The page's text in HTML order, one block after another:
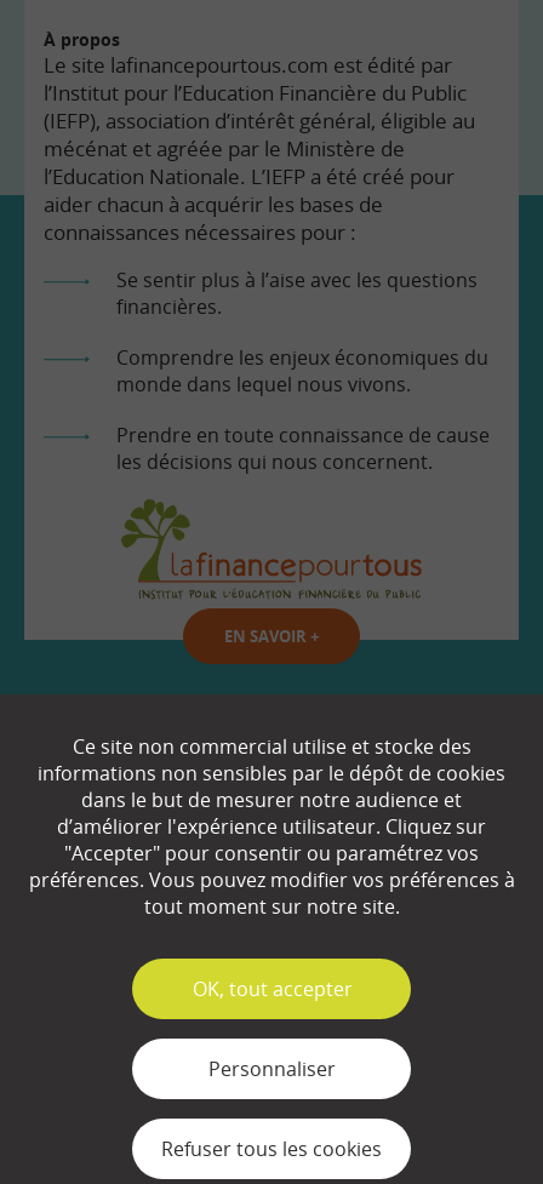
À propos
Le site lafinancepourtous.com est édité par
l’Institut pour l’Education Financière du Public
(IEFP), association d’intérêt général, éligible au
mécénat et agréée par le Ministère de
l’Education Nationale. L’IEFP a été créé pour
aider chacun à acquérir les bases de
connaissances nécessaires pour :
Se sentir plus à l’aise avec les questions
financières.
Comprendre les enjeux économiques du
monde dans lequel nous vivons.
Prendre en toute connaissance de cause
les décisions qui nous concernent.
EN SAVOIR +
Partenaires
Espace Presse
Plan du site
Mentions légales
Ce site non commercial utilise et stocke des
informations non sensibles par le dépôt de cookies
dans le but de mesurer notre audience et
d’améliorer l'expérience utilisateur. Cliquez sur
"Accepter" pour consentir ou paramétrez vos
préférences. Vous pouvez modifier vos préférences à
tout moment sur notre site.
✓
OK, tout accepter
Personnaliser
Refuser tous les cookies